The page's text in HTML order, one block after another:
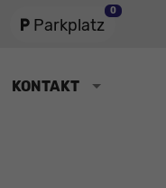
Parkplatz
0
KONTAKT